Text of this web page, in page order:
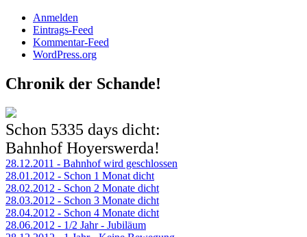
Anmelden
Eintrags-Feed
Kommentar-Feed
WordPress.org
Chronik der Schande!
Schon 5335 days dicht:
Bahnhof Hoyerswerda!
28.12.2011 - Bahnhof wird geschlossen
28.01.2012 - Schon 1 Monat dicht
28.02.2012 - Schon 2 Monate dicht
28.03.2012 - Schon 3 Monate dicht
28.04.2012 - Schon 4 Monate dicht
28.06.2012 - 1/2 Jahr - Jubiläum